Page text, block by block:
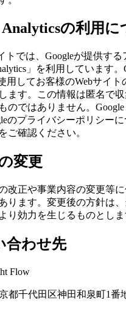
Analyticsの利用に
トでは、Googleが提供す
」を利用しています。
用してお客様のWebサイ
ます。この情報は匿名で
のではありません。Google
のプライバシーポリシー
ご確認ください。
変更
改正や事業内容の変更等
ります。変更後の方針は、
り効力を生じるものとしま
合わせ先
Flow
都千代田区神田和泉町1番